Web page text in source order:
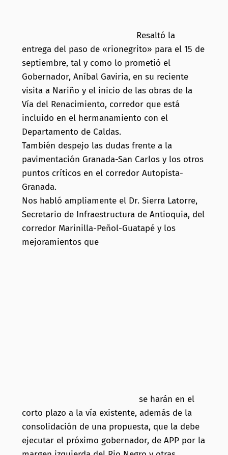
Resaltó la
entrega del paso de «rionegrito» para el 15 de
septiembre, tal y como lo prometió el
Gobernador, Aníbal Gaviria, en su reciente
visita a Nariño y el inicio de las obras de la
Vía del Renacimiento, corredor que está
incluido en el hermanamiento con el
Departamento de Caldas.
También despejo las dudas frente a la
pavimentación Granada-San Carlos y los otros
puntos críticos en el corredor Autopista-
Granada.
Nos habló ampliamente el Dr. Sierra Latorre,
Secretario de Infraestructura de Antioquia, del
corredor Marinilla-Peñol-Guatapé y los
mejoramientos que
se harán en el
corto plazo a la vía existente, además de la
consolidación de una propuesta, que la debe
ejecutar el próximo gobernador, de APP por la